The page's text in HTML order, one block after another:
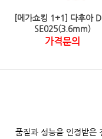
[메가쇼킹 1+1] 다후아
SE025(3.6mm)
가격문의
품질과 성능을 인정받은